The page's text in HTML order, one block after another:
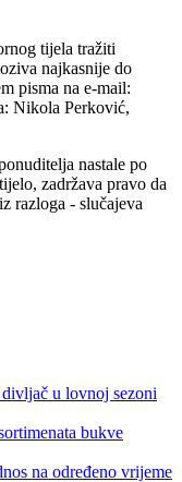
tijela tražiti
najkasnije do
pisma na e-mail:
Nikola Perković,
nastale po
zadržava pravo da
razloga - slučajeva
u lovnoj sezoni
bukve
na određeno vrijeme